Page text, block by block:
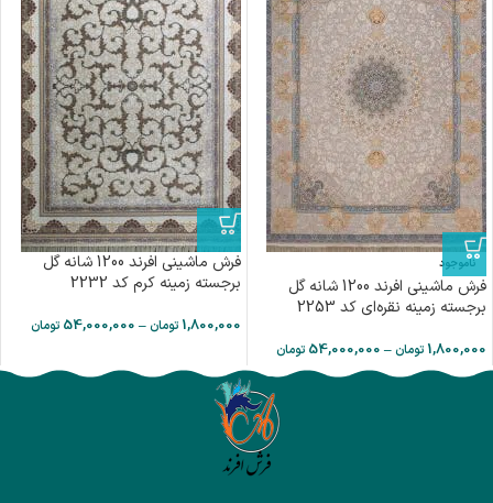
ناموجود
فرش ماشینی افرند 1200 شانه گل
برجسته زمینه نقره‌ای کد 2253
1,800,000 تومان–
54,000,000 تومان
فرش ماشینی افرند 1200 شانه گل
برجسته زمینه کرم کد 2232
1,800,000 تومان–
54,000,000 تومان